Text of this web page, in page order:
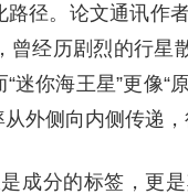
径。论文通讯作
曾经历剧烈的行
迷你海王星”更像“
外侧向内侧传递，
成分的标签，更